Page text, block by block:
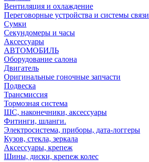
Вентиляция и охлаждение
Переговорные устройства и системы связи
Сумки
Секундомеры и часы
Аксессуары
АВТОМОБИЛЬ
Оборудование салона
Двигатель
Оригинальные гоночные запчасти
Подвеска
Трансмиссия
Тормозная система
ШС, наконечники, аксессуары
Фитинги, шланги.
Электросистема, приборы, дата-логгеры
Кузов, стекла, зеркала
Аксессуары, крепеж
Шины, диски, крепеж колес